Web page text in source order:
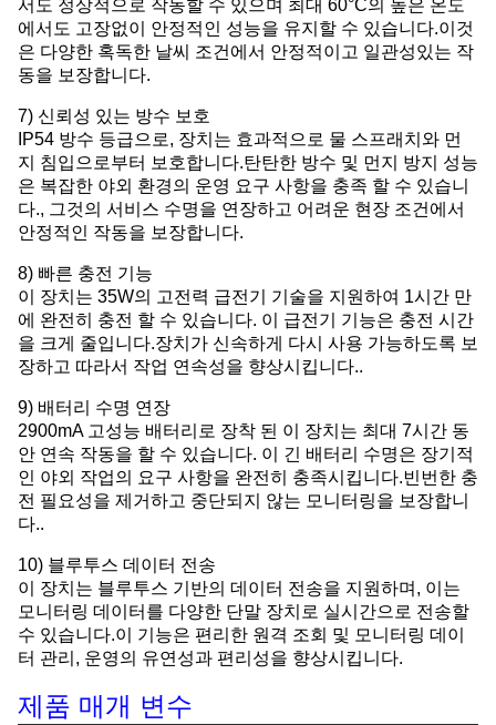
서도 정상적으로 작동할 수 있으며 최대 60°C의 높은 온도
에서도 고장없이 안정적인 성능을 유지할 수 있습니다.이것
은 다양한 혹독한 날씨 조건에서 안정적이고 일관성있는 작
동을 보장합니다.
7) 신뢰성 있는 방수 보호
IP54 방수 등급으로, 장치는 효과적으로 물 스프래치와 먼
지 침입으로부터 보호합니다.탄탄한 방수 및 먼지 방지 성능
은 복잡한 야외 환경의 운영 요구 사항을 충족 할 수 있습니
다., 그것의 서비스 수명을 연장하고 어려운 현장 조건에서
안정적인 작동을 보장합니다.
8) 빠른 충전 기능
이 장치는 35W의 고전력 급전기 기술을 지원하여 1시간 만
에 완전히 충전 할 수 있습니다. 이 급전기 기능은 충전 시간
을 크게 줄입니다.장치가 신속하게 다시 사용 가능하도록 보
장하고 따라서 작업 연속성을 향상시킵니다..
9) 배터리 수명 연장
2900mA 고성능 배터리로 장착 된 이 장치는 최대 7시간 동
안 연속 작동을 할 수 있습니다. 이 긴 배터리 수명은 장기적
인 야외 작업의 요구 사항을 완전히 충족시킵니다.빈번한 충
전 필요성을 제거하고 중단되지 않는 모니터링을 보장합니
다..
10) 블루투스 데이터 전송
이 장치는 블루투스 기반의 데이터 전송을 지원하며, 이는
모니터링 데이터를 다양한 단말 장치로 실시간으로 전송할
수 있습니다.이 기능은 편리한 원격 조회 및 모니터링 데이
터 관리, 운영의 유연성과 편리성을 향상시킵니다.
제품 매개 변수